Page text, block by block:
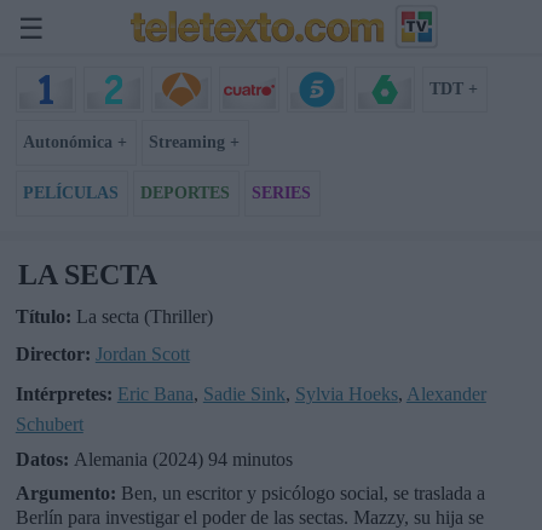
☰
TDT +
Autonómica + Streaming +
PELÍCULAS DEPORTES SERIES
LA SECTA
Título: La secta (Thriller)
Director: Jordan Scott
Intérpretes: Eric Bana, Sadie Sink, Sylvia Hoeks, Alexander
Schubert
Datos: Alemania (2024) 94 minutos
Argumento: Ben, un escritor y psicólogo social, se traslada a
Berlín para investigar el poder de las sectas. Mazzy, su hija se